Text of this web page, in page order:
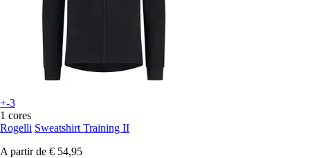
+-3
1 cores
Rogelli Sweatshirt Training II
A partir de € 54,95